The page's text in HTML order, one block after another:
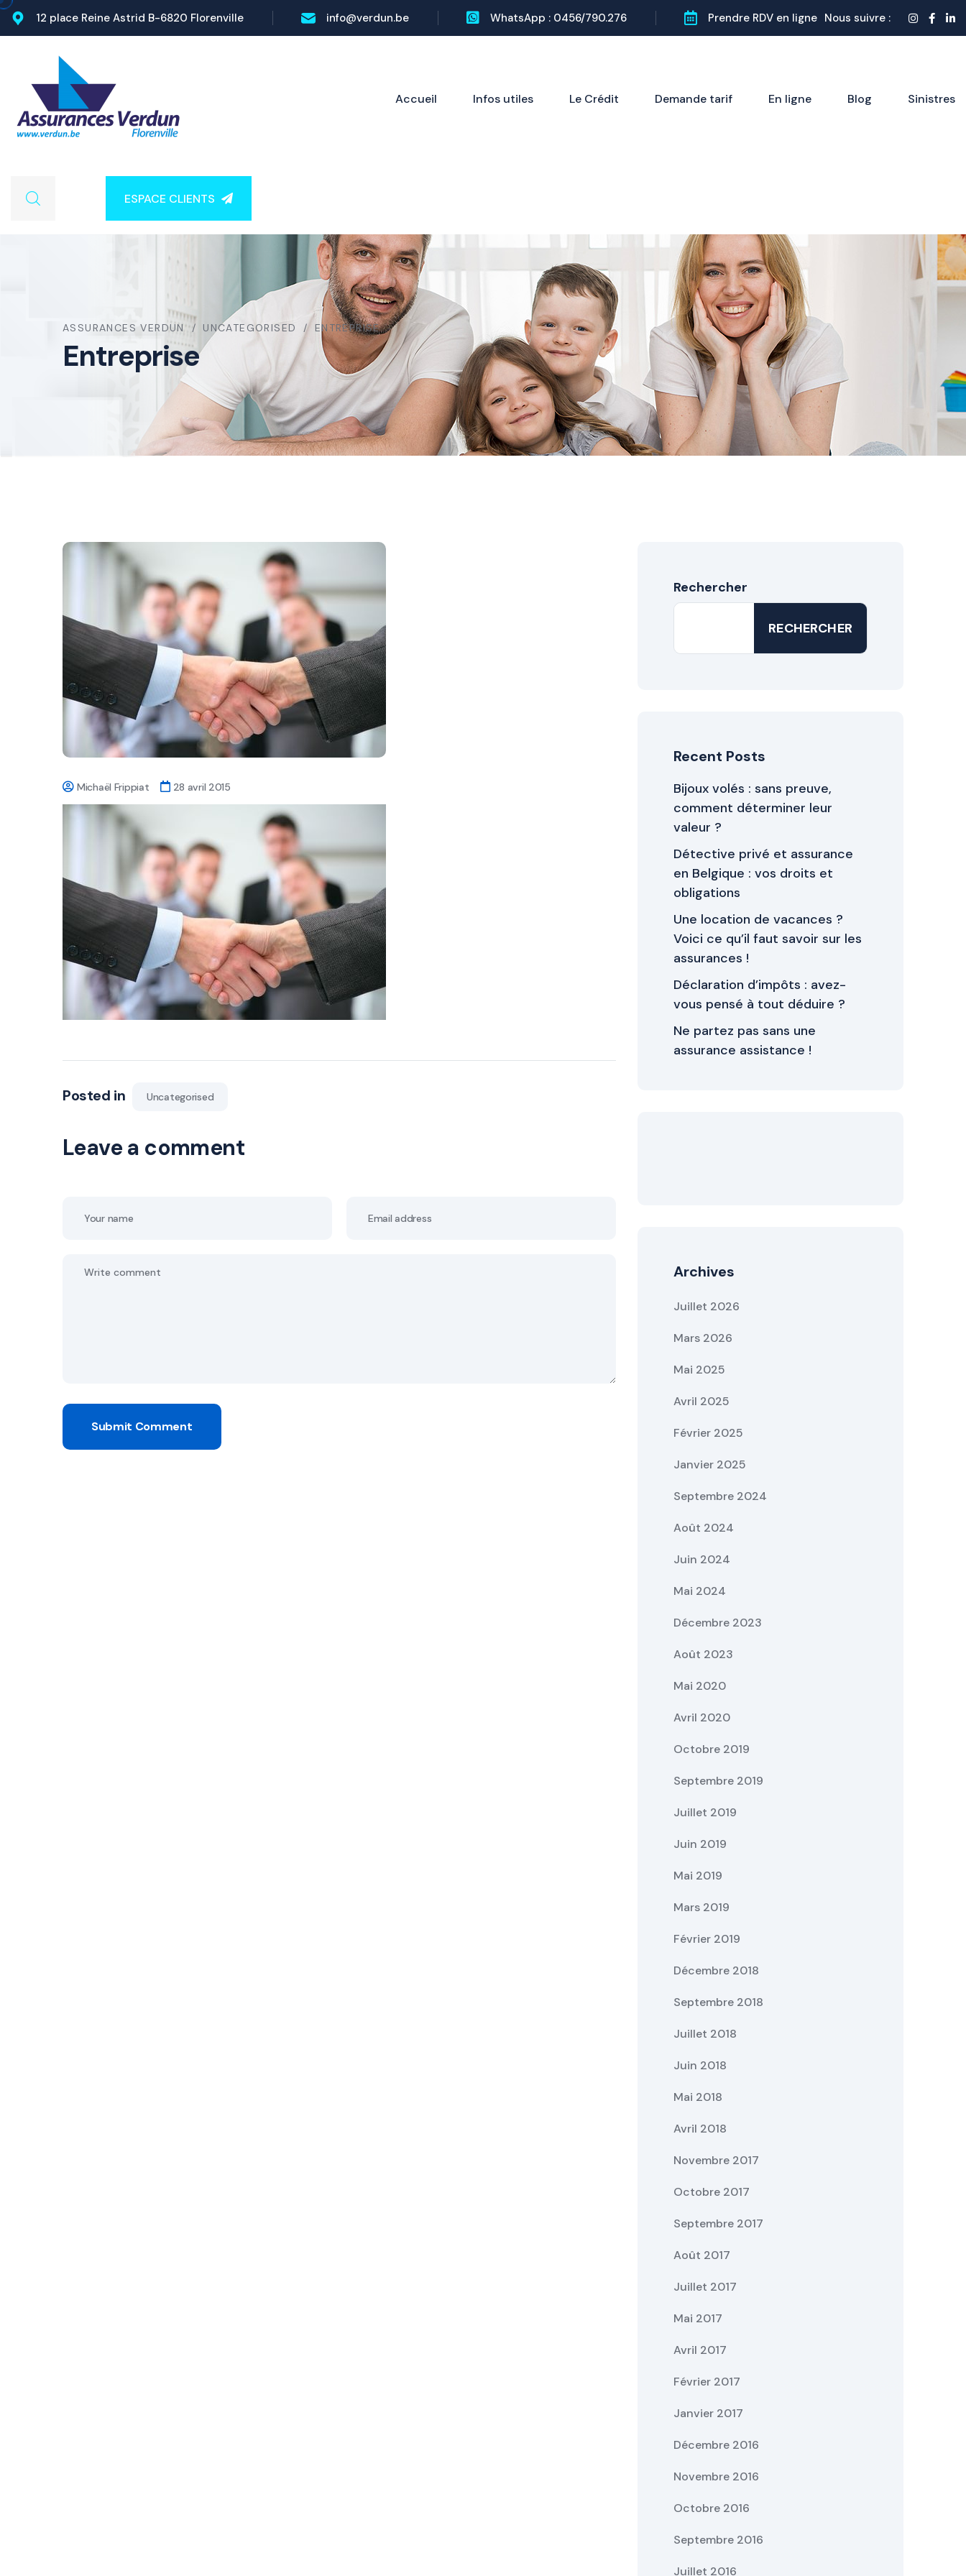
12 place Reine Astrid B-6820 Florenville info@verdun.be WhatsApp : 0456/790.276 Prendre RDV en ligne Nous suivre :
Accueil Infos utiles Le Crédit Demande tarif En ligne Blog Sinistres
ESPACE CLIENTS
ASSURANCES VERDUN UNCATEGORISED ENTREPRISE
Entreprise
Michaël Frippiat 28 avril 2015
Posted in Uncategorised
Leave a comment
Submit Comment
Rechercher
RECHERCHER
Recent Posts
Bijoux volés : sans preuve,
comment déterminer leur
valeur ?
Détective privé et assurance
en Belgique : vos droits et
obligations
Une location de vacances ?
Voici ce qu’il faut savoir sur les
assurances !
Déclaration d’impôts : avez-
vous pensé à tout déduire ?
Ne partez pas sans une
assurance assistance !
Archives
Juillet 2026
Mars 2026
Mai 2025
Avril 2025
Février 2025
Janvier 2025
Septembre 2024
Août 2024
Juin 2024
Mai 2024
Décembre 2023
Août 2023
Mai 2020
Avril 2020
Octobre 2019
Septembre 2019
Juillet 2019
Juin 2019
Mai 2019
Mars 2019
Février 2019
Décembre 2018
Septembre 2018
Juillet 2018
Juin 2018
Mai 2018
Avril 2018
Novembre 2017
Octobre 2017
Septembre 2017
Août 2017
Juillet 2017
Mai 2017
Avril 2017
Février 2017
Janvier 2017
Décembre 2016
Novembre 2016
Octobre 2016
Septembre 2016
Juillet 2016